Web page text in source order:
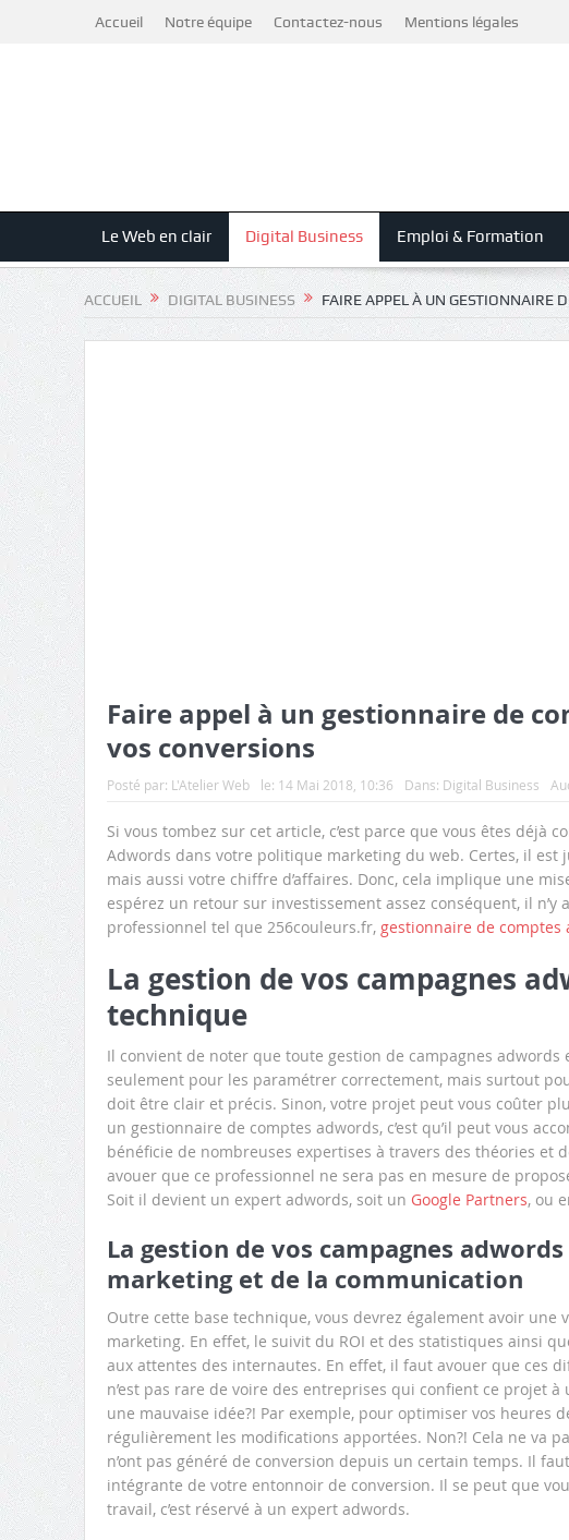
Accueil Notre équipe Contactez-nous Mentions légales
Le Web en clair Digital Business Emploi & Formation
ACCUEIL DIGITAL BUSINESS FAIRE APPEL À UN GESTIONNAIRE
Faire appel à un gestionnaire de
vos conversions
Posté par: L'Atelier Web le: 14 Mai 2018, 10:36 Dans: Digital Business
Si vous tombez sur cet article, c’est parce que vous êtes déjà
Adwords dans votre politique marketing du web. Certes, il
mais aussi votre chiffre d’affaires. Donc, cela implique une
espérez un retour sur investissement assez conséquent, il
professionnel tel que 256couleurs.fr, gestionnaire de comptes
La gestion de vos campagnes
technique
Il convient de noter que toute gestion de campagnes
seulement pour les paramétrer correctement, mais surtout
doit être clair et précis. Sinon, votre projet peut vous coûter
un gestionnaire de comptes adwords, c’est qu’il peut vous
bénéficie de nombreuses expertises à travers des théories et
avouer que ce professionnel ne sera pas en mesure de
Soit il devient un expert adwords, soit un Google Partners, ou
La gestion de vos campagnes
marketing et de la communication
Outre cette base technique, vous devrez également avoir
marketing. En effet, le suivit du ROI et des statistiques ainsi
aux attentes des internautes. En effet, il faut avouer que ces
n’est pas rare de voire des entreprises qui confient ce projet
une mauvaise idée?! Par exemple, pour optimiser vos heures
régulièrement les modifications apportées. Non?! Cela ne va
n’ont pas généré de conversion depuis un certain temps. Il
intégrante de votre entonnoir de conversion. Il se peut que
travail, c’est réservé à un expert adwords.